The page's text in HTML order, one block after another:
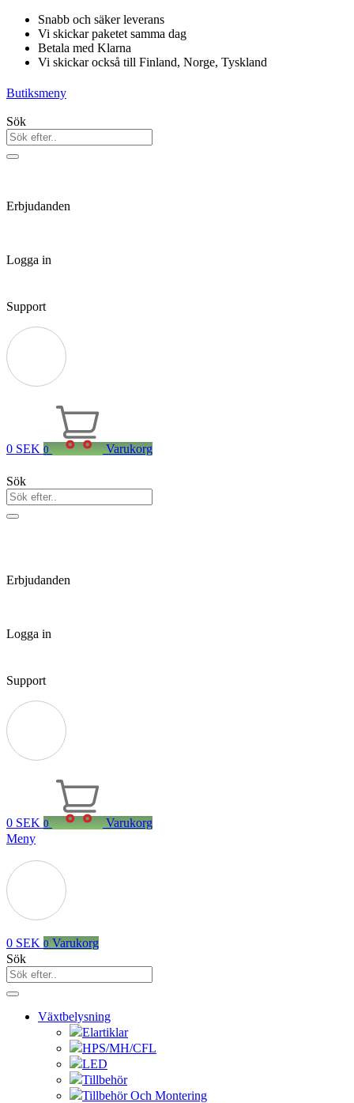
Hoppa
innehåll
Snabb och säker leverans
Vi skickar paketet samma dag
Betala med Klarna
Vi skickar också till Finland, Norge, Tyskland
Butiksmeny
Sök
Erbjudanden
Logga in
Support
0 SEK 0 Varukorg
Sök
Erbjudanden
Logga in
Support
0 SEK 0
Varukorg
Meny
0 SEK 0 Varukorg
Sök
Växtbelysning
Elartiklar
HPS/MH/CFL
LED
Tillbehör
Tillbehör Och Montering